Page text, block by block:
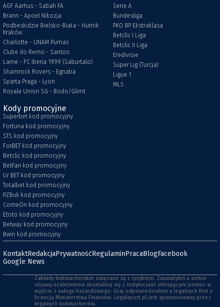
AGF Aarhus - Sabah FA
Brann - Apoel Nikozja
Podbeskidzie Bielsko-Biała - Hutnik
Kraków
Charlotte - UNAM Pumas
Clube do Remo - Santos
Larne - FC Iberia 1999 (Saburtalo)
Shamrock Rovers - Egnatia
Sparta Praga - Lyon
Royale Union SG - Bodo/Glimt
Serie A
Bundesliga
PKO BP Ekstraklasa
Betclic I Liga
Betclic II Liga
Eredivisie
Super Lig (Turcja)
Ligue 1
MLS
Kody promocyjne
Superbet kod promocyjny
Fortuna kod promocyjny
STS kod promocyjny
ForBET kod promocyjny
Betclic kod promocyjny
BetFan kod promocyjny
LV BET kod promocyjny
Totalbet kod promocyjny
PZBuk kod promocyjny
ComeOn kod promocyjny
Etoto kod promocyjny
Betway kod promocyjny
Bwin kod promocyjny
KontaktRedakcjaPrywatnośćRegulaminPracaBlogFacebook
Google News
Zakłady bukmacherskie związane są z ryzykiem. Zauważyłeś u siebie
objawy uzależnienia skontaktuj się z instytucjami oferującymi pomoc w
wyjściu z nałogu hazardowego. Graj odpowiedzialnie u legalnych firm z
licencją Ministerstwa Finansów. Legalsport.pl jest sponsorowany przez
legalnych bukmacherów.